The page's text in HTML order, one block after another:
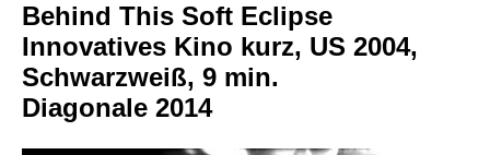
Behind This Soft Eclipse
Innovatives Kino kurz, US 2004,
Schwarzweiß, 9 min.
Diagonale 2014